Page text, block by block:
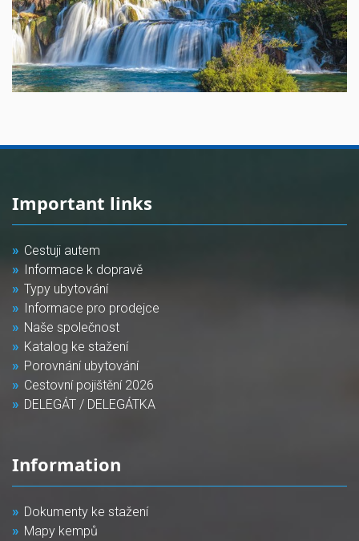
Important links
Cestuji autem
Informace k dopravě
Typy ubytování
Informace pro prodejce
Naše společnost
Katalog ke stažení
Porovnání ubytování
Cestovní pojištění 2026
DELEGÁT / DELEGÁTKA
Information
Dokumenty ke stažení
Mapy kempů